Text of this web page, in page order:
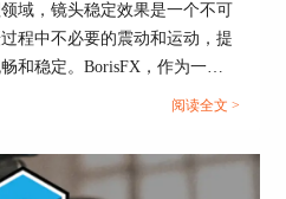
域，镜头稳定效果是一个不可
程中不必要的震动和运动，提
和稳定。BorisFX，作为一款
效插件，提供了强大的工具
介绍视频镜头稳定效果的重要
头稳定，以及利用BorisFX给照
阅读全文 >